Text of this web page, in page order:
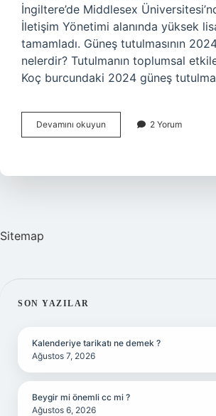
İngiltere’de Middlesex
İletişim Yönetimi alanında yüksek
tamamladı. Güneş tutulmasının
nelerdir? Tutulmanın toplumsal
Koç burcundaki 2024 güneş
Devamını okuyun
Tutulması
Kadar
2 Yorum
Sitemap
SIDEBAR
SON YAZILAR
Kalenderiye tarikatı ne demek ?
Ağustos 7, 2026
Beygir mi önemli cc mi ?
Ağustos 6, 2026